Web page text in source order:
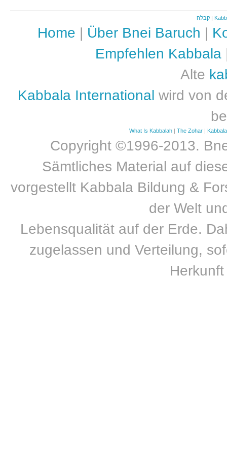
קבלה
Home Über Bnei Baruch
Empfehlen Kabbala
Alte
Kabbala International wird von
What Is Kabbalah |The Zohar
Copyright ©1996-2013.
Sämtliches Material auf
vorgestellt Kabbala Bildung &
der Welt
Lebensqualität auf der Erde.
zugelassen und Verteilung,